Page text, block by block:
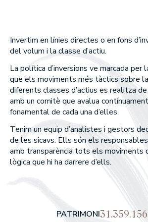
Què fem
ASSET MANAGEMENT
Com som
PER QUÈ TRIAR-NOS?
EN QUÈ CREIEM?
RENDA VARIABLE
EDM
Invertim en línies directes o en fons
del volum i la classe d’actiu.
La política d’inversions ve marcada per
que els moviments més tàctics sobre
diferents classes d’actius es realitza
amb un comitè que avalua
fonamental de cada una d’elles.
Tenim un equip d’analistes i gestors
de les sicavs. Ells són els
amb transparència tots els moviments
lògica que hi ha darrere d’ells.
PATRIMONI